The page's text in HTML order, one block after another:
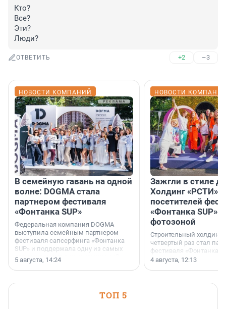
Кто?
Все?
Эти?
Люди?
ОТВЕТИТЬ +2 –3
НОВОСТИ КОМПАНИЙ
В семейную гавань на одной
волне: DOGMA стала
партнером фестиваля
«Фонтанка SUP»
Федеральная компания DOGMA
выступила семейным партнером
фестиваля сапсерфинга «Фонтанка
SUP» и поддержала одну из самых
ярких и романтичных номинаций —
«SUP-свадьба».
5 августа, 14:24
НОВОСТИ
Зажгли в стиле
Холдинг «РСТИ»
посетителей
«Фонтанка SUP»
фотозоной
Строительный холдинг
четвертый раз стал
фестиваля «Фонтанка
раз компания
посетителям
4 августа, 12:13
ТОП 5